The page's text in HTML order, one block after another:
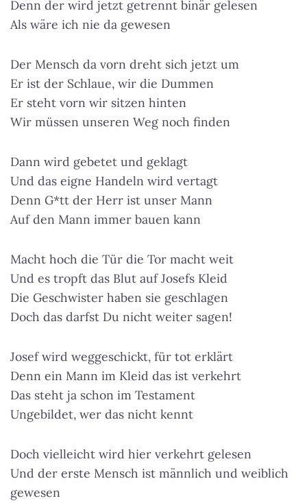
Denn der wird jetzt getrennt binär gelesen
Als wäre ich nie da gewesen
Der Mensch da vorn dreht sich jetzt um
Er ist der Schlaue, wir die Dummen
Er steht vorn wir sitzen hinten
Wir müssen unseren Weg noch finden
Dann wird gebetet und geklagt
Und das eigne Handeln wird vertagt
Denn G*tt der Herr ist unser Mann
Auf den Mann immer bauen kann
Macht hoch die Tür die Tor macht weit
Und es tropft das Blut auf Josefs Kleid
Die Geschwister haben sie geschlagen
Doch das darfst Du nicht weiter sagen!
Josef wird weggeschickt, für tot erklärt
Denn ein Mann im Kleid das ist verkehrt
Das steht ja schon im Testament
Ungebildet, wer das nicht kennt
Doch vielleicht wird hier verkehrt gelesen
Und der erste Mensch ist männlich und weiblich
gewesen